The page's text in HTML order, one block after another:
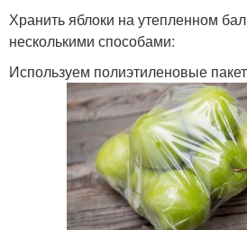
Хранить яблоки на утепленном
несколькими способами:
Используем полиэтиленовые